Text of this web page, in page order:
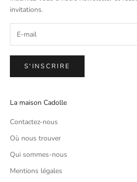
invitations.
S'INSCRIRE
La maison Cadolle
Contactez-nous
Où nous trouver
Qui sommes-nous
Mentions légales